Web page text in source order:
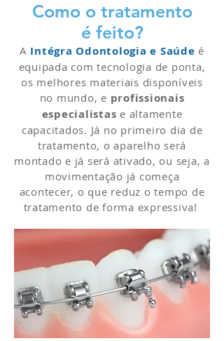
Como o tratamento
é feito?
A Intégra Odontologia e Saúde é
equipada com tecnologia de ponta,
os melhores materiais disponíveis
no mundo, e profissionais
especialistas e altamente
capacitados. Já no primeiro dia de
tratamento, o aparelho será
montado e já será ativado, ou seja, a
movimentação já começa
acontecer, o que reduz o tempo de
tratamento de forma expressiva!